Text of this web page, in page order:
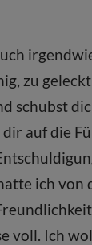
zu
schubst
auf die
ich von
voll. Ich